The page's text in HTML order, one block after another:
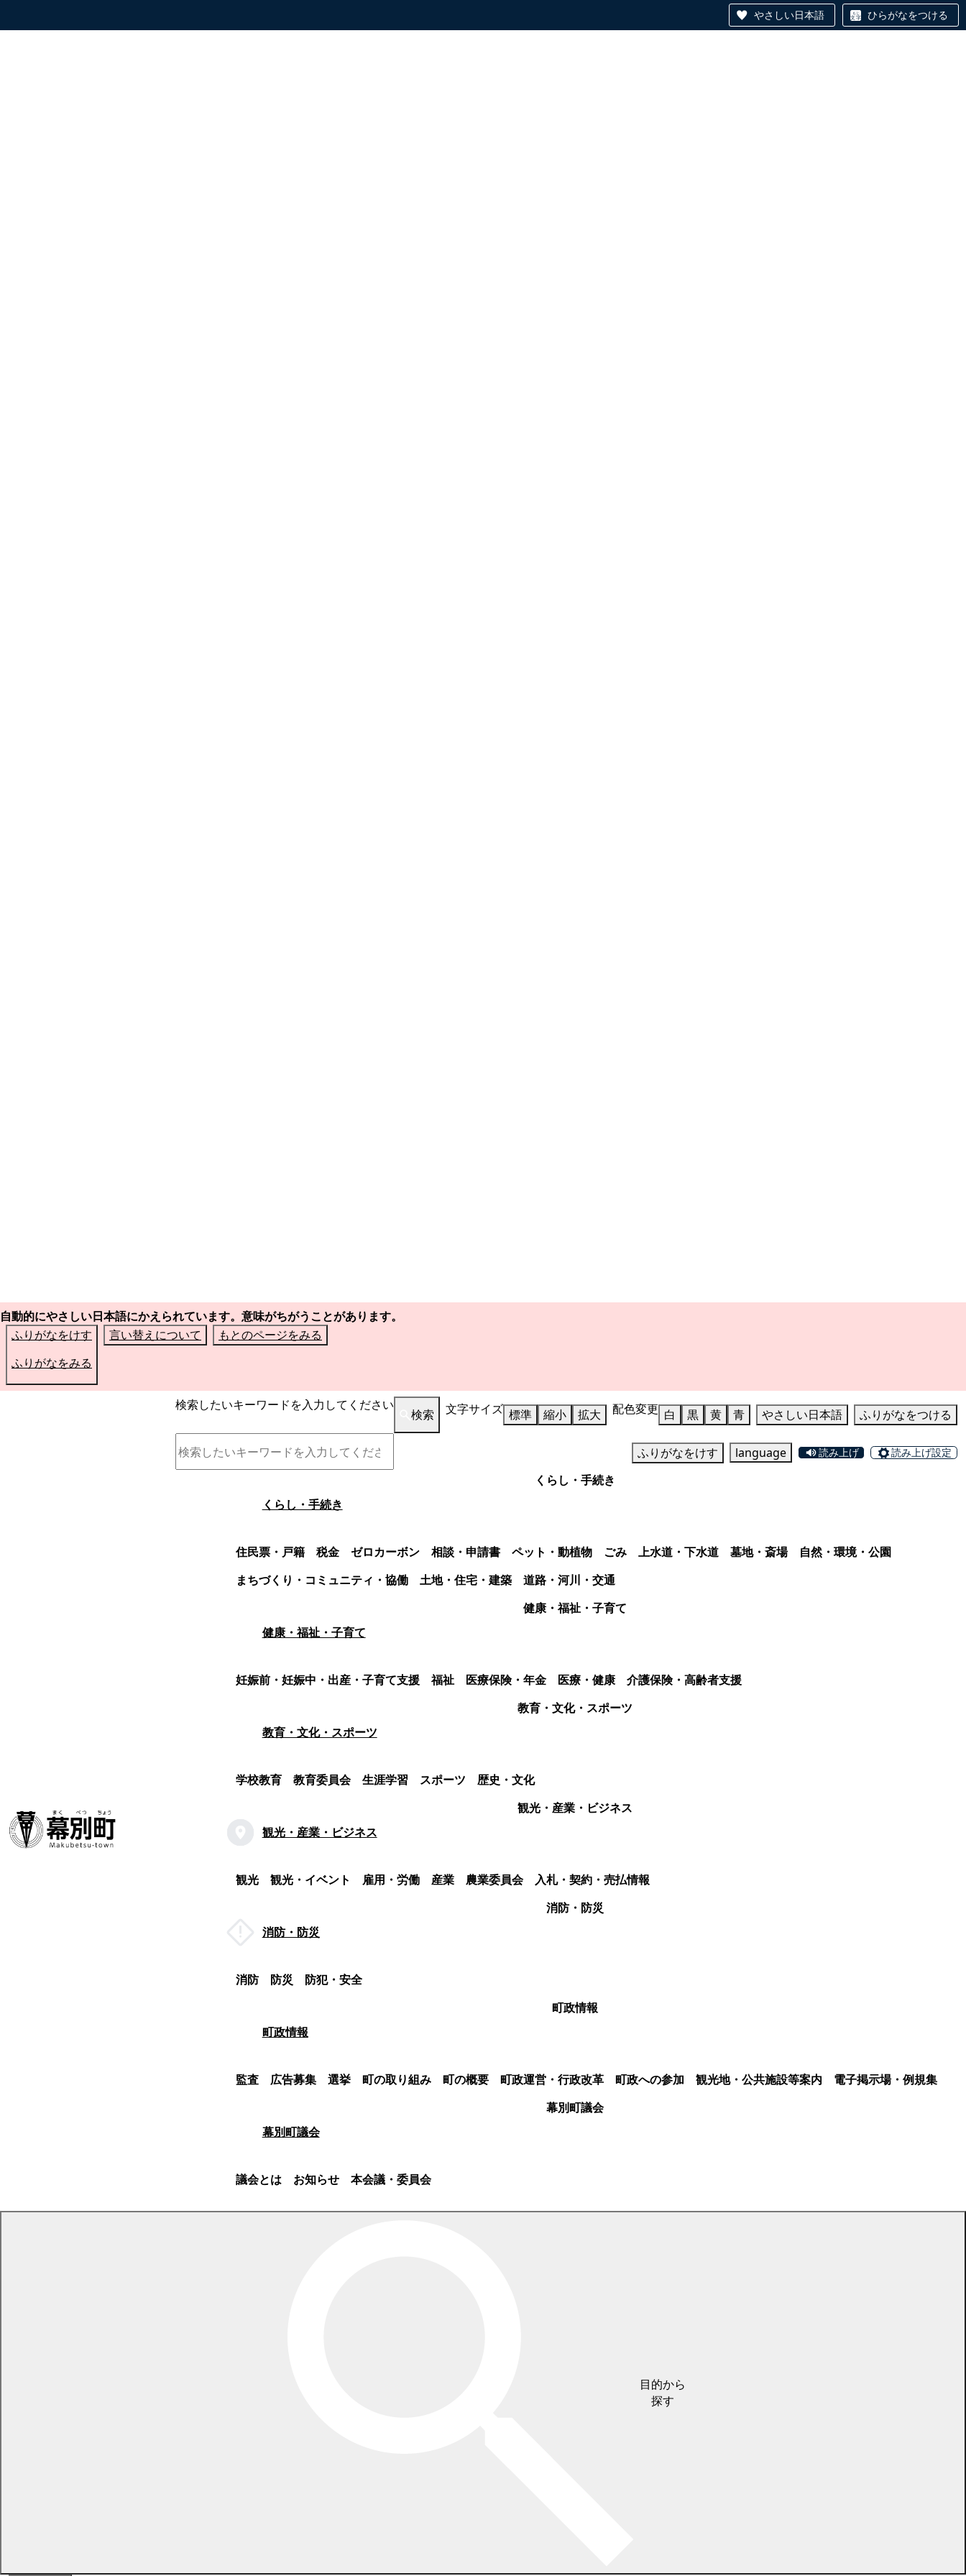
やさしい日本語 ひらがなをつける
自動的にやさしい日本語にかえられています。意味がちがうことがあります。
ふりがなをけす
ふりがなをみる
言い替えについて もとのページをみる
検索したいキーワードを入力してください
検索 文字サイズ 標準 縮小 拡大 配色変更 白 黒 黄 青 やさしい日本語 ふりがなをつける
ふりがなをけす language 読み上げ 読み上げ設定
くらし・手続き
くらし・手続き
住民票・戸籍 税金 ゼロカーボン 相談・申請書 ペット・動植物 ごみ 上水道・下水道 墓地・斎場
自然・環境・公園
まちづくり・コミュニティ・協働
土地・住宅・建築
道路・河川・交通
健康・福祉・子育て
健康・福祉・子育て
妊娠前・妊娠中・出産・子育て支援 福祉 医療保険・年金 医療・健康
介護保険・高齢者支援
教育・文化・スポーツ
教育・文化・スポーツ
学校教育 教育委員会 生涯学習 スポーツ
歴史・文化
観光・産業・ビジネス
観光・産業・ビジネス
観光 観光・イベント 雇用・労働 産業 農業委員会
入札・契約・売払情報
消防・防災
消防・防災
消防 防災
防犯・安全
町政情報
町政情報
監査 広告募集 選挙 町の取り組み 町の概要 町政運営・行政改革 町政への参加 観光地・公共施設等案内
電子掲示場・例規集
幕別町議会
幕別町議会
議会とは お知らせ 本会議・委員会
目的から
探す